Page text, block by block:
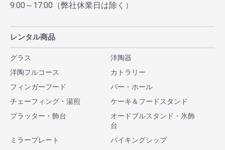
9:00～17:00（弊社休業日は除く）
レンタル商品
グラス
洋陶器
洋陶フルコース
カトラリー
フィンガーフード
バー・ホール
チェーフィング・湯煎
ケーキ＆フードスタンド
プラッター・飾台
オードブルスタンド・氷飾
台
ミラープレート
バイキングシップ